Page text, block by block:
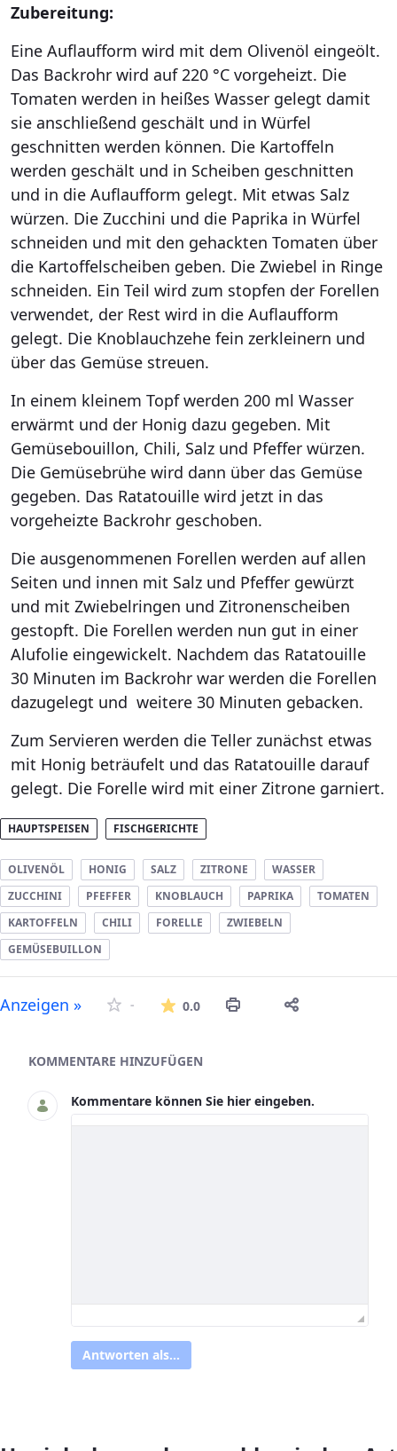
Zubereitung:
Eine Auflaufform wird mit dem Olivenöl eingeölt.
Das Backrohr wird auf 220 °C vorgeheizt. Die
Tomaten werden in heißes Wasser gelegt damit
sie anschließend geschält und in Würfel
geschnitten werden können. Die Kartoffeln
werden geschält und in Scheiben geschnitten
und in die Auflaufform gelegt. Mit etwas Salz
würzen. Die Zucchini und die Paprika in Würfel
schneiden und mit den gehackten Tomaten über
die Kartoffelscheiben geben. Die Zwiebel in Ringe
schneiden. Ein Teil wird zum stopfen der Forellen
verwendet, der Rest wird in die Auflaufform
gelegt. Die Knoblauchzehe fein zerkleinern und
über das Gemüse streuen.
In einem kleinem Topf werden 200 ml Wasser
erwärmt und der Honig dazu gegeben. Mit
Gemüsebouillon, Chili, Salz und Pfeffer würzen.
Die Gemüsebrühe wird dann über das Gemüse
gegeben. Das Ratatouille wird jetzt in das
vorgeheizte Backrohr geschoben.
Die ausgenommenen Forellen werden auf allen
Seiten und innen mit Salz und Pfeffer gewürzt
und mit Zwiebelringen und Zitronenscheiben
gestopft. Die Forellen werden nun gut in einer
Alufolie eingewickelt. Nachdem das Ratatouille
30 Minuten im Backrohr war werden die Forellen
dazugelegt und weitere 30 Minuten gebacken.
Zum Servieren werden die Teller zunächst etwas
mit Honig beträufelt und das Ratatouille darauf
gelegt. Die Forelle wird mit einer Zitrone garniert.
HAUPTSPEISEN FISCHGERICHTE
OLIVENÖL HONIG SALZ ZITRONE
WASSER
ZUCCHINI
PFEFFER KNOBLAUCH PAPRIKA
TOMATEN
KARTOFFELN
CHILI FORELLE
ZWIEBELN
GEMÜSEBUILLON
Anzeigen » - 0.0Die durchschnittliche
Asset-Herausgeber
KOMMENTARE HINZUFÜGEN
Kommentare können Sie hier eingeben.
Antworten als...